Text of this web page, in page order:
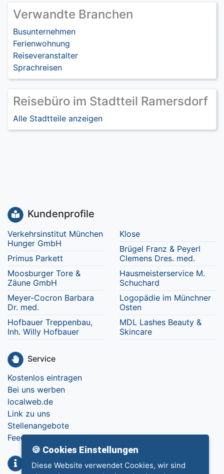
Verwandte Branchen
Busunternehmen
Ferienwohnung
Reiseveranstalter
Sprachreisen
Reisebüro im Stadtteil Ramersdorf
Alle Stadtteile anzeigen
Kundenprofile
Verkehrsinstitut München
Hunger GmbH
Primus Parkett
Moosburger Tore &
Zäune GmbH
Meyer-Cocron Barbara
Dr. med.
Hofbauer Treppenbau,
Inh. Willy Hofbauer
Klose
Brügel Franz & Peyerl
Clemens Dres. med.
Hausmeisterservice M.
Schuchard
Logopädie im Münchner
Osten
MDL Lashes Beauty &
Skincare
Service
Kostenlos eintragen
Bei uns werben
localweb.de
Link zu uns
Stellenangebote
Feedback
Info
🍪 Cookies Einstellungen
Diese Website verwendet Cookies, wir sind